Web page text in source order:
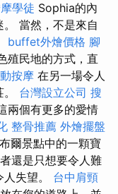
學徒 Sophia的內
當然，不是來自
buffet外燴價格 腳
殖民地的方式，直
按摩 在另一場令人
台灣設立公司 搜
兩個有更多的愛情
整骨推薦 外燴擺盤
爾景點中的一顆寶
還是只想要令人難
失望。 台中肩頸